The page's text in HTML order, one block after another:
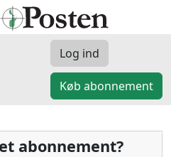
Log ind
Køb abonnement
abonnement?